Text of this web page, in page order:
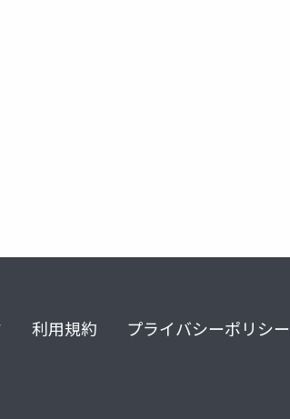
利用規約 プライバシーポリシー